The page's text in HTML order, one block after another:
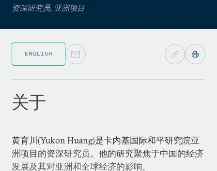
资深研究员, 亚洲项目
ENGLISH
关于
黄育川(Yukon Huang)是卡内基国际和平研究院亚
洲项目的资深研究员。他的研究聚焦于中国的经济
发展及其对亚洲和全球经济的影响。